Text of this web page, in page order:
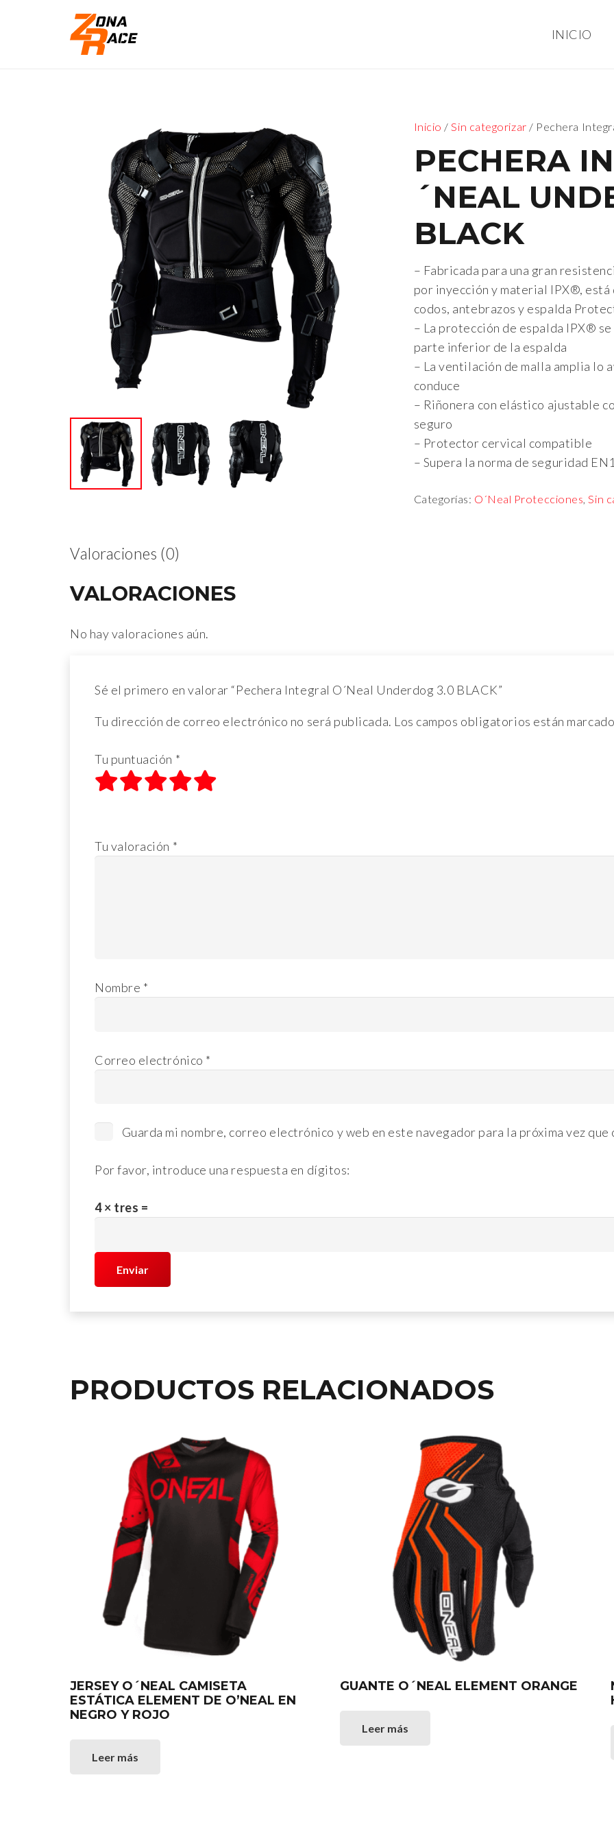
INICIO
Inicio /Sin categorizar / Pechera
PECHERA
´NEAL
BLACK
– Fabricada para una gran
por inyección y material IPX®,
codos, antebrazos y espalda
– La protección de espalda IPX®
parte inferior de la espalda
– La ventilación de malla amplia lo
conduce
– Riñonera con elástico ajustable
seguro
– Protector cervical compatible
– Supera la norma de seguridad
Categorías: O´Neal Protecciones,Sin
Valoraciones (0)
VALORACIONES
No hay valoraciones aún.
Sé el primero en valorar “Pechera Integral O´Neal Underdog 3.0 BLACK”
Tu dirección de correo electrónico no será publicada. Los campos obligatorios están
Tu puntuación *
Tu valoración *
Nombre *
Correo electrónico *
Guarda mi nombre, correo electrónico y web en este navegador para la próxima vez que
Por favor, introduce una respuesta en dígitos:
4 × tres =
PRODUCTOS RELACIONADOS
JERSEY O´NEAL CAMISETA
ESTÁTICA ELEMENT DE O’NEAL EN
NEGRO Y ROJO
Leer más
GUANTE O´NEAL ELEMENT ORANGE
Leer más